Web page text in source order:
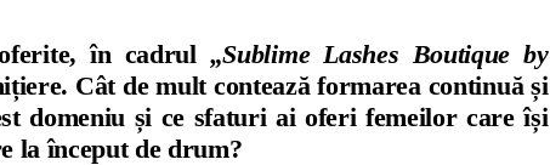
în cadrul „Sublime Lashes Boutique by
Cât de mult contează formarea continuă și
domeniu și ce sfaturi ai oferi femeilor care își
la început de drum?